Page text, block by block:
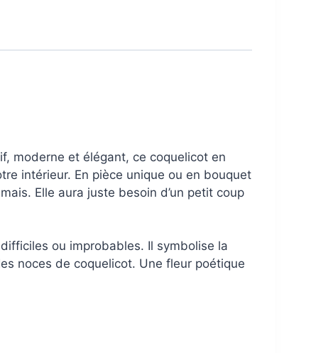
moderne et élégant, ce coquelicot en
intérieur. En pièce unique ou en bouquet
Elle aura juste besoin d’un petit coup
ou improbables. Il symbolise la
noces de coquelicot. Une fleur poétique